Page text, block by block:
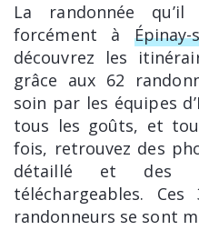
La randonnée
forcément à Épinay-
découvrez les
grâce aux 62
soin par les équipes
tous les goûts, et
fois, retrouvez des
détaillé et des
téléchargeables.
randonneurs se sont